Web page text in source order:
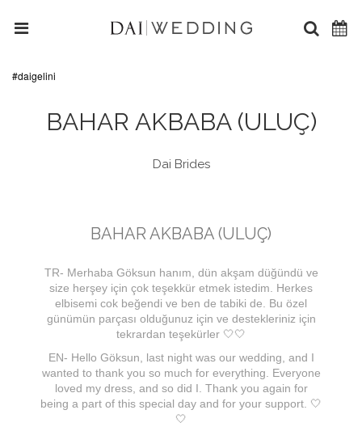
#daigelini
BAHAR AKBABA (ULUÇ)
Dai Brides
BAHAR AKBABA (ULUÇ)
TR- Merhaba Göksun hanım, dün akşam düğündü ve
size herşey için çok teşekkür etmek istedim. Herkes
elbisemi cok beğendi ve ben de tabiki de. Bu özel
günümün parçası olduğunuz için ve destekleriniz için
tekrardan teşekürler 🤍🤍
EN- Hello Göksun, last night was our wedding, and I
wanted to thank you so much for everything. Everyone
loved my dress, and so did I. Thank you again for
being a part of this special day and for your support. 🤍
🤍